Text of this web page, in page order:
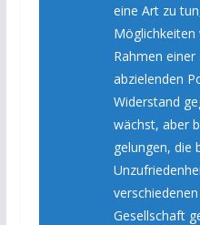
eine Art zu
Möglichkeiten
Rahmen
abzielenden
Widerstand
wächst, aber
gelungen, die
Gesellschaft